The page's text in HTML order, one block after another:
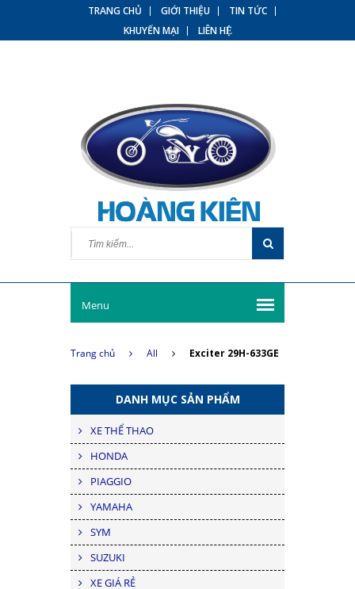
TRANG CHỦ GIỚI THIỆU
TIN TỨC
KHUYẾN MẠI
LIÊN HỆ
Menu
Trang chủ All Exciter 29H-633GE
DANH MỤC SẢN PHẨM
XE THỂ THAO
HONDA
PIAGGIO
YAMAHA
SYM
SUZUKI
XE GIÁ RẺ